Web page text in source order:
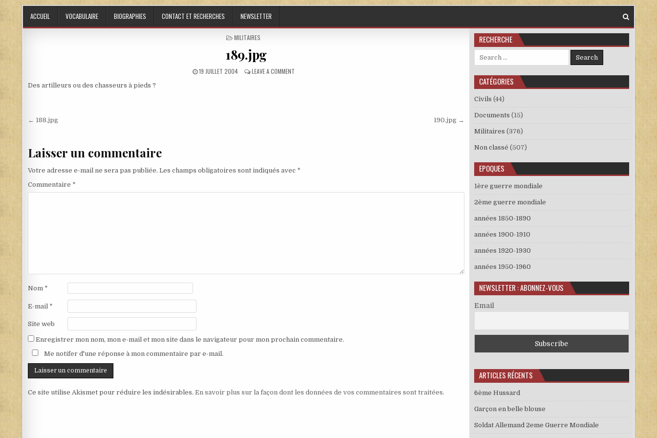
ACCUEIL VOCABULAIRE BIOGRAPHIES CONTACT ET RECHERCHES NEWSLETTER
POSTED IN
MILITAIRES
189.jpg
PUBLISHED DATE:
19 JUILLET 2004 LEAVE A COMMENTON 189.JPG
Des artilleurs ou des chasseurs à pieds ?
Navigation de l’article
← 188.jpg 190.jpg →
Laisser un commentaire
Votre adresse e-mail ne sera pas publiée. Les champs obligatoires sont indiqués avec *
Commentaire *
Nom *
E-mail *
Site web
Enregistrer mon nom, mon e-mail et mon site dans le navigateur pour mon prochain commentaire.
Me notifer d'une réponse à mon commentaire par e-mail.
Ce site utilise Akismet pour réduire les indésirables. En savoir plus sur la façon dont les données de vos commentaires sont traitées.
RECHERCHE
Search for:
CATÉGORIES
Civils (44)
Documents (15)
Militaires (376)
Non classé (507)
EPOQUES
1ère guerre mondiale
2ème guerre mondiale
années 1850-1890
années 1900-1910
années 1920-1930
années 1950-1960
NEWSLETTER : ABONNEZ-VOUS
Email
ARTICLES RÉCENTS
6ème Hussard
Garçon en belle blouse
Soldat Allemand 2eme Guerre Mondiale